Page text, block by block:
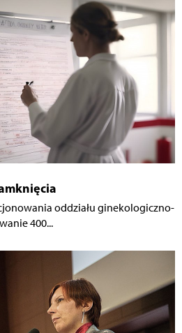
oddziału ginekologiczno-
400...